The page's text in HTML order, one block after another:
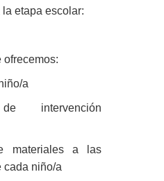
la etapa escolar:
ofrecemos:
a
intervención
materiales a las
cada niño/a